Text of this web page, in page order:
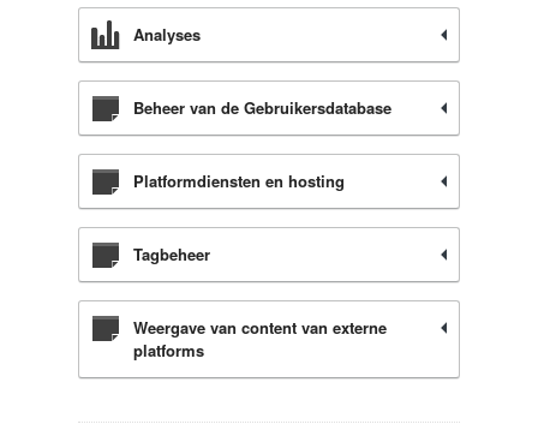
Analyses
Beheer van de Gebruikersdatabase
Platformdiensten en hosting
Tagbeheer
Weergave van content van externe
platforms